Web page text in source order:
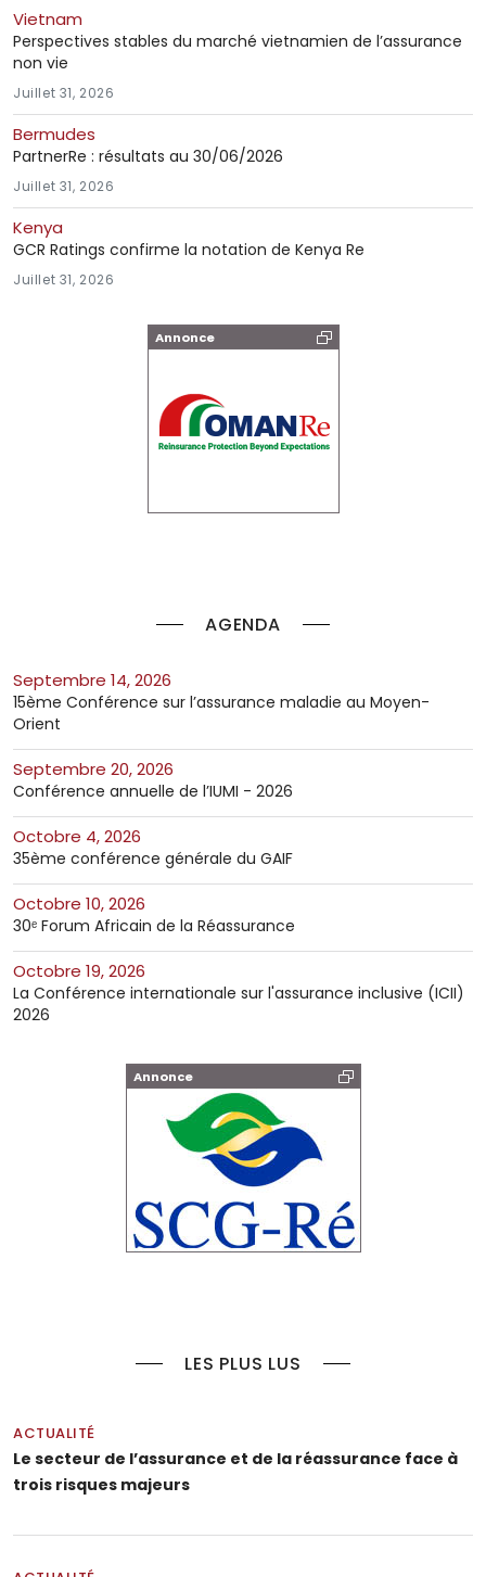
Annonce
AGENDA
septembre 14, 2026
15ème Conférence sur l’assurance maladie au Moyen-
Orient
septembre 20, 2026
Conférence annuelle de l’IUMI - 2026
octobre 4, 2026
35ème conférence générale du GAIF
octobre 10, 2026
30ᵉ Forum Africain de la Réassurance
octobre 19, 2026
La Conférence internationale sur l'assurance inclusive (ICII)
2026
Annonce
LES PLUS LUS
ACTUALITÉ
Le secteur de l’assurance et de la réassurance face à
trois risques majeurs
Vietnam
Perspectives stables du marché vietnamien de l’assurance
non vie
Juillet 31, 2026
Bermudes
PartnerRe : résultats au 30/06/2026
Juillet 31, 2026
Kenya
GCR Ratings confirme la notation de Kenya Re
Juillet 31, 2026